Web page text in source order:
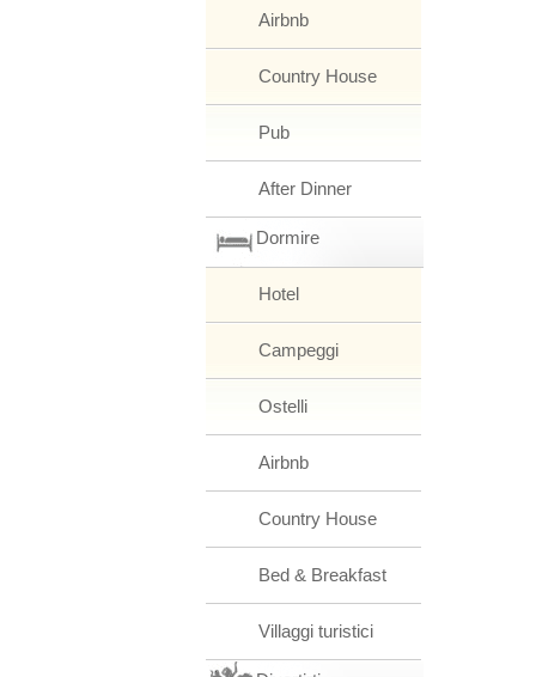
Airbnb
Country House
Pub
After Dinner
Dormire
Hotel
Campeggi
Ostelli
Airbnb
Country House
Bed & Breakfast
Villaggi turistici